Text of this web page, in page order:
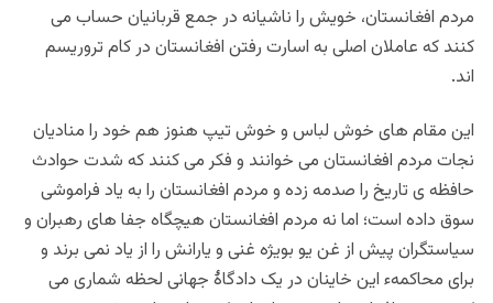
مردم افغانستان، خویش را ناشیانه در جمع قربانیان حساب می
کنند که عاملان اصلی به اسارت رفتن افغانستان در کام تروریسم
اند.
این مقام های خوش لباس و خوش تیپ هنوز هم خود را منادیان
نجات مردم افغانستان می خوانند و فکر می کنند که شدت حوادث
حافظه ی تاریخ را صدمه زده و مردم افغانستان را به یاد فراموشی
سوق داده است؛ اما نه مردم افغانستان هیچگاه جفا های رهبران و
سیاستگران پیش از غن یو بویژه غنی و یارانش را از یاد نمی برند و
برای محاکمهء این خاینان در یک دادگاۀ جهانی لحظه شماری می